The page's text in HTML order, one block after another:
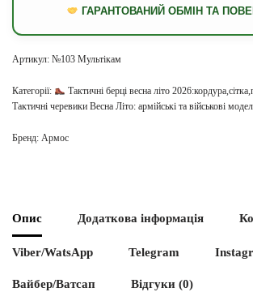
ГАРАНТОВАНИЙ ОБМІН ТА
Артикул: №103 Мультікам
Категорії: Тактичні берці весна літо
Тактичні черевики Весна Літо: армійські та військові
Бренд: Армос
Опис Додаткова інформація
Viber/WatsApp Telegram
Вайбер/Ватсап Відгуки (0)